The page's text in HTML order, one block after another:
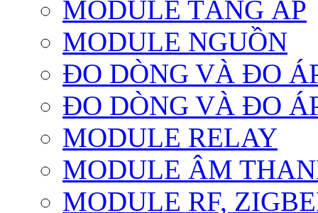
MODULE TĂNG ÁP
MODULE NGUỒN
ĐO DÒNG VÀ ĐO
ĐO DÒNG VÀ ĐO
MODULE RELAY
MODULE ÂM
MODULE RF,